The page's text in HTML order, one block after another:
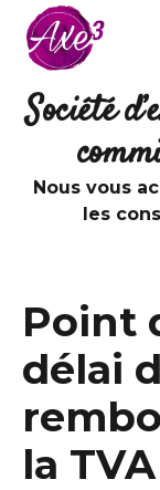
Aller au contenu
Société
Nous vous
les
Point
délai
la TVA